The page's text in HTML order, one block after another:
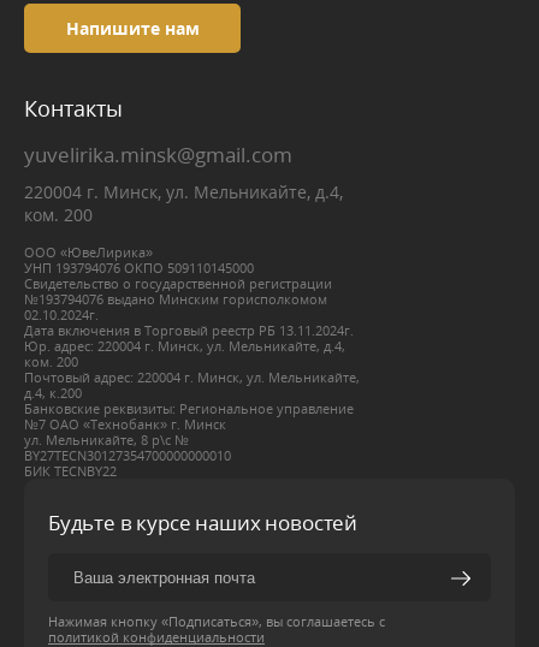
Напишите нам
Контакты
yuvelirika.minsk@gmail.com
220004 г. Минск, ул. Мельникайте, д.4,
ком. 200
ООО «ЮвеЛирика»
УНП 193794076 ОКПО 509110145000
Свидетельство о государственной регистрации
№193794076 выдано Минским горисполкомом
02.10.2024г.
Дата включения в Торговый реестр РБ 13.11.2024г.
Юр. адрес: 220004 г. Минск, ул. Мельникайте, д.4,
ком. 200
Почтовый адрес: 220004 г. Минск, ул. Мельникайте,
д.4, к.200
Банковские реквизиты: Региональное управление
№7 ОАО «Технобанк» г. Минск
ул. Мельникайте, 8 р\с №
BY27ТЕСN30127354700000000010
БИК ТЕСNBY22
Будьте в курсе наших новостей
Нажимая кнопку «Подписаться», вы соглашаетесь с
политикой конфиденциальности